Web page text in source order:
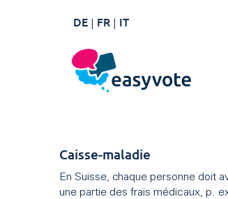
DE FR IT
Caisse-maladie
En Suisse, chaque personne doit
une partie des frais médicaux, p.